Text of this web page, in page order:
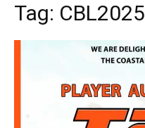
Tag: CBL2025